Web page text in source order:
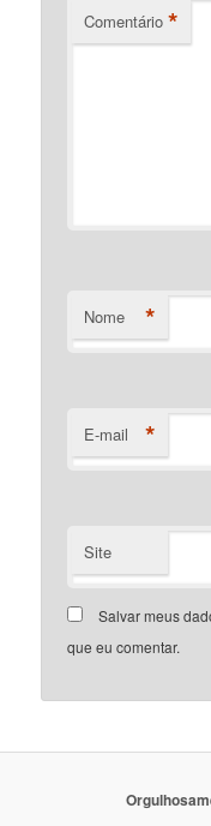
Comentário *
Nome *
E-mail *
Site
Salvar meus
que eu comentar.